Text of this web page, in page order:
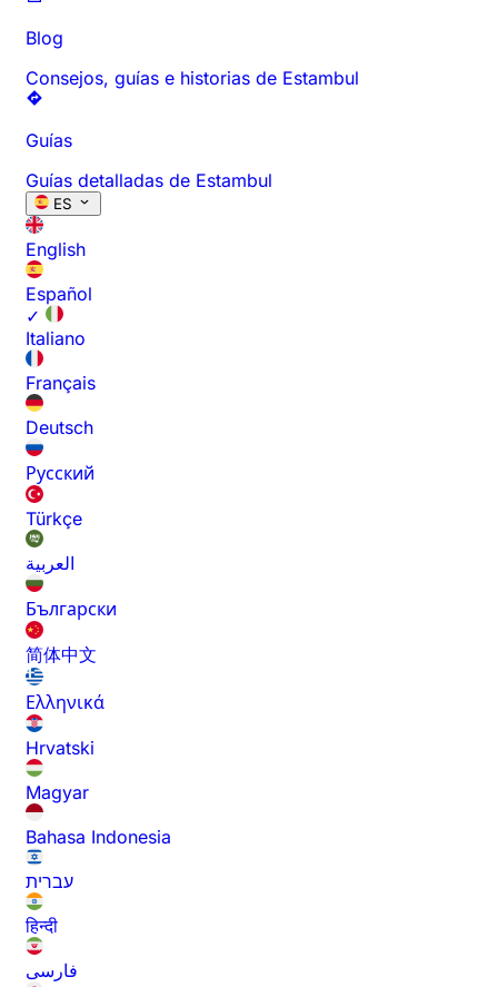
Blog
Consejos, guías e historias de Estambul
Guías
Guías detalladas de Estambul
ES
English
Español
✓
Italiano
Français
Deutsch
Русский
Türkçe
العربية
Български
简体中文
Ελληνικά
Hrvatski
Magyar
Bahasa Indonesia
עברית
हिन्दी
فارسی